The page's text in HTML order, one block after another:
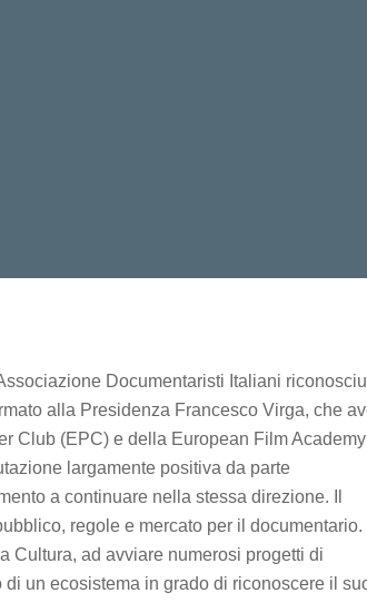
Documentaristi Italiani
alla Presidenza Francesco Virga, che
Club (EPC) e della European Film Academy
largamente positiva da parte
a continuare nella stessa direzione. Il
regole e mercato per il documentario.
Cultura, ad avviare numerosi progetti di
di un ecosistema in grado di riconoscere il